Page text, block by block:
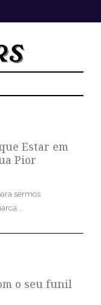
Estar em
Pior
sermos
o seu funil